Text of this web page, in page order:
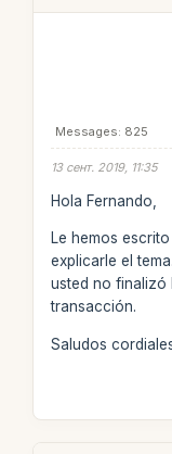
Messages: 825
13 сент. 2019, 11:35
Hola Fernando,
Le hemos
explicarle el
usted no finalizó
transacción.
Saludos